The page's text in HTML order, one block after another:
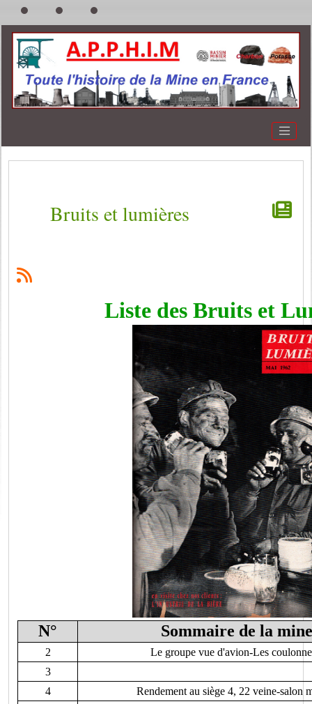
Bruits et lumières
Liste des Bruits et
N° Sommaire de la mine
2
Le groupe vue d'avion-Les
3
4
Rendement au siège 4, 22 veine-salon